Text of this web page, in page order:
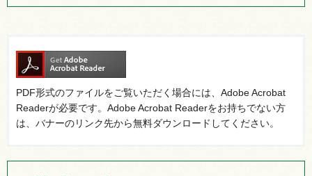
PDF形式のファイルをご覧いただく場合には、Adobe Acrobat
Readerが必要です。Adobe Acrobat Readerをお持ちでない方
は、バナーのリンク先から無料ダウンロードしてください。